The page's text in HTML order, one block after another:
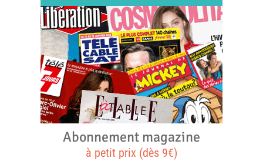
Abonnement magazine
à petit prix (dès 9€)